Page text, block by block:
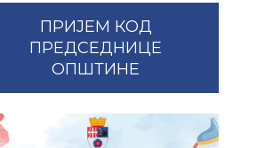
ПРИЈЕМ КОД
ПРЕДСЕДНИЦЕ
ОПШТИНЕ